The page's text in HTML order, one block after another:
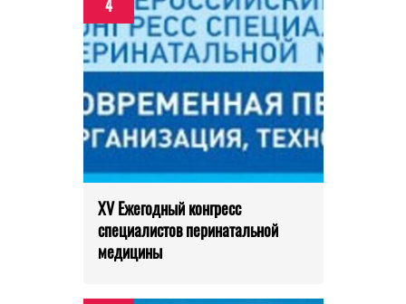
4
XV Ежегодный конгресс
специалистов перинатальной
медицины